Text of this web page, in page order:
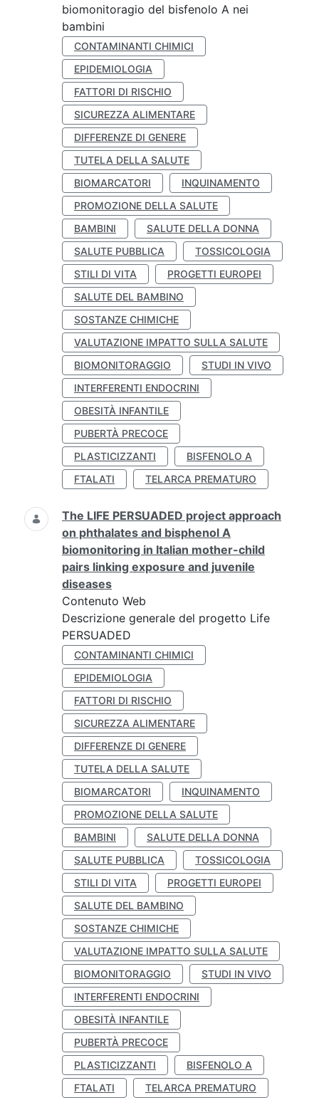
biomonitoragio del bisfenolo A nei
bambini
CONTAMINANTI CHIMICI
EPIDEMIOLOGIA
FATTORI DI RISCHIO
SICUREZZA ALIMENTARE
DIFFERENZE DI GENERE
TUTELA DELLA SALUTE
BIOMARCATORI
INQUINAMENTO
PROMOZIONE DELLA SALUTE
BAMBINI
SALUTE DELLA DONNA
SALUTE PUBBLICA
TOSSICOLOGIA
STILI DI VITA
PROGETTI EUROPEI
SALUTE DEL BAMBINO
SOSTANZE CHIMICHE
VALUTAZIONE IMPATTO SULLA SALUTE
BIOMONITORAGGIO
STUDI IN VIVO
INTERFERENTI ENDOCRINI
OBESITÀ INFANTILE
PUBERTÀ PRECOCE
PLASTICIZZANTI
BISFENOLO A
FTALATI
TELARCA PREMATURO
The LIFE PERSUADED project approach
on phthalates and bisphenol A
biomonitoring in Italian mother-child
pairs linking exposure and juvenile
diseases
Contenuto Web
Descrizione generale del progetto Life
PERSUADED
CONTAMINANTI CHIMICI
EPIDEMIOLOGIA
FATTORI DI RISCHIO
SICUREZZA ALIMENTARE
DIFFERENZE DI GENERE
TUTELA DELLA SALUTE
BIOMARCATORI
INQUINAMENTO
PROMOZIONE DELLA SALUTE
BAMBINI
SALUTE DELLA DONNA
SALUTE PUBBLICA
TOSSICOLOGIA
STILI DI VITA
PROGETTI EUROPEI
SALUTE DEL BAMBINO
SOSTANZE CHIMICHE
VALUTAZIONE IMPATTO SULLA SALUTE
BIOMONITORAGGIO
STUDI IN VIVO
INTERFERENTI ENDOCRINI
OBESITÀ INFANTILE
PUBERTÀ PRECOCE
PLASTICIZZANTI
BISFENOLO A
FTALATI
TELARCA PREMATURO